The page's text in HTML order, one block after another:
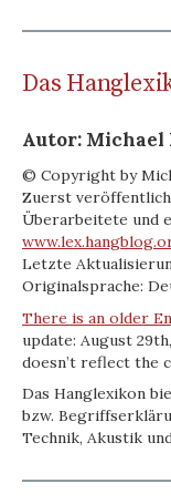
Das
Autor: Michael
© Copyright by
Zuerst
Überarbeitete und
Letzte
Originalsprache:
There is an older
update: August
doesn’t reflect the
Das Hanglexikon
bzw.
Technik, Akustik